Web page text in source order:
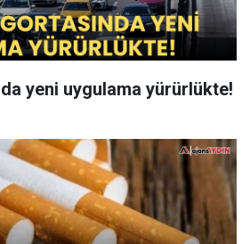
yeni uygulama yürürlükte!